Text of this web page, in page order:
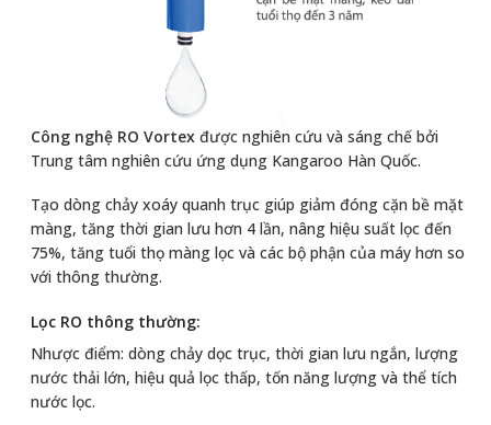
Công nghệ RO Vortexđược nghiên cứu và sáng chế bởi
Trung tâm nghiên cứu ứng dụng Kangaroo Hàn Quốc.
Tạo dòng chảy xoáy quanh trục giúp giảm đóng cặn bề mặt
màng, tăng thời gian lưu hơn 4 lần, nâng hiệu suất lọc đến
75%, tăng tuổi thọ màng lọc và các bộ phận của máy hơn so
với thông thường.
Lọc RO thông thường:
Nhược điểm: dòng chảy dọc trục, thời gian lưu ngắn, lượng
nước thải lớn, hiệu quả lọc thấp, tốn năng lượng và thể tích
nước lọc.